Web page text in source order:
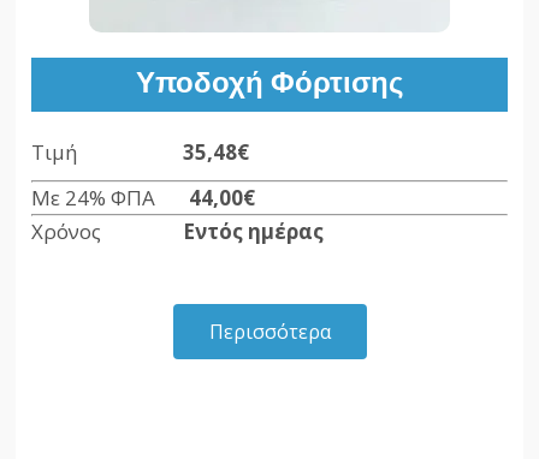
Υποδοχή Φόρτισης
Τιμή35,48€
Με 24% ΦΠΑ 44,00€
Χρόνος Εντός ημέρας
Περισσότερα